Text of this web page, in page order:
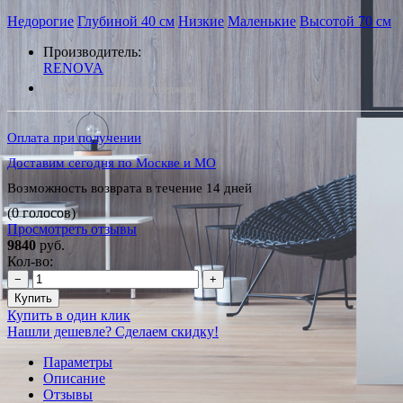
Недорогие Глубиной 40 см Низкие Маленькие Высотой 70 см
Производитель:
RENOVA
*Наличие уточняйте у менеджера
Оплата при получении
Доставим сегодня по Москве и МО
Возможность возврата в течение 14 дней
(0 голосов)
Просмотреть отзывы
9840 руб.
Кол-во:
−
+
Купить
Купить в один клик
Нашли дешевле? Сделаем скидку!
Параметры
Описание
Отзывы